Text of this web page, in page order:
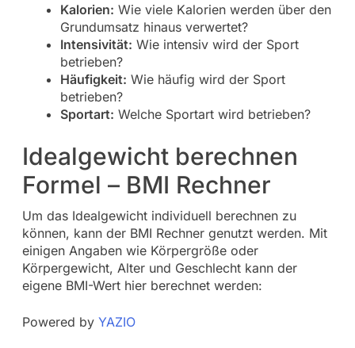
Kalorien: Wie viele Kalorien werden über den
Grundumsatz hinaus verwertet?
Intensivität: Wie intensiv wird der Sport
betrieben?
Häufigkeit: Wie häufig wird der Sport
betrieben?
Sportart: Welche Sportart wird betrieben?
Idealgewicht berechnen
Formel – BMI Rechner
Um das Idealgewicht individuell berechnen zu
können, kann der BMI Rechner genutzt werden. Mit
einigen Angaben wie Körpergröße oder
Körpergewicht, Alter und Geschlecht kann der
eigene BMI-Wert hier berechnet werden:
Powered by YAZIO